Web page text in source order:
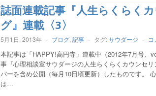
誌面連載記事『人生らくらく
グ』連載〈3〉
5月1日, 2013年 - ブログ, 記事 - タグ:サウダージ -
本記事は「HAPPY!高円寺」連載中（2012年7月号、
事『心理相談室サウダージの人生らくらくカウンセ
バーを含め公開（毎月10日頃更新）したものです。
は…